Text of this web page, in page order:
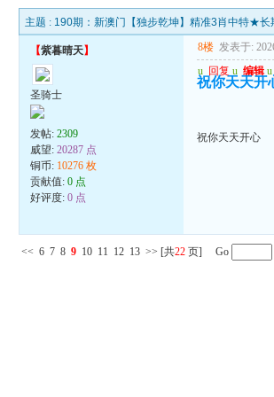
主题 : 190期：新澳门【独步乾坤】精准3肖中特★长
【紫暮晴天】
圣骑士
发帖:2309
威望:20287 点
铜币: 10276 枚
贡献值:0 点
好评度:0 点
8楼 发表于:
u 回复 u 编辑 u
祝你天天开
祝你天天开心
<< 6 7 8 9 10 11 12 13 >> [共22 页] Go